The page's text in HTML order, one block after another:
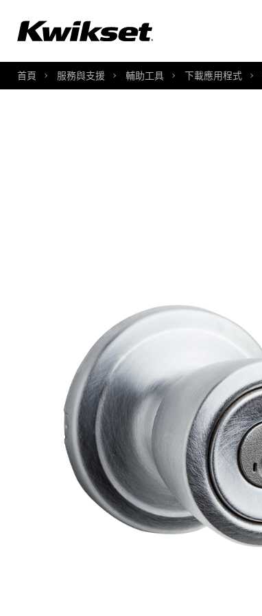
S
S
首頁 服務與支援 輔助工具 下載應用程式